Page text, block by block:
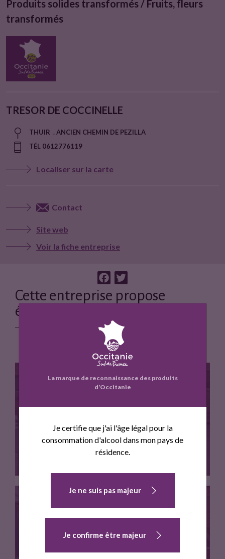
Produits solides transformés / Fruits, fleurs
transformés
TRESOR DE COCCINELLE
THUIR . ANCIEN CHEMIN DE PEZILLA
TÉL 0612776119
Localiser sur la carte
Contact
Site web
Voir la fiche entreprise
a
c
o
o
k
w
i
r
Cette entreprise propose
également :
Gelee de grenade BIO recette…
COULIS DE GRENADE
La marque de reconnaissance des produits
d’Occitanie
Je certifie que j'ai l'âge légal pour la
consommation d'alcool dans mon pays de
résidence.
Je ne suis pas majeur
Je confirme être majeur